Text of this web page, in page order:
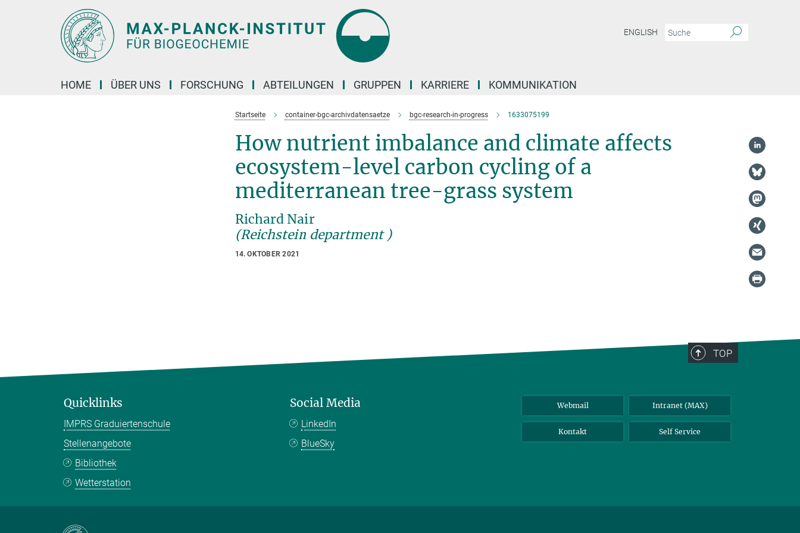
ENGLISH
HOME ÜBER UNS FORSCHUNG ABTEILUNGEN GRUPPEN KARRIERE KOMMUNIKATION
Startseite container-bgc-archivdatensaetze bgc-research-in-progress 1633075199
How nutrient imbalance and climate affects
ecosystem-level carbon cycling of a
mediterranean tree-grass system
Richard Nair
(Reichstein department )
14. OKTOBER 2021
TOP
Quicklinks
IMPRS Graduiertenschule
Stellenangebote
Bibliothek
Wetterstation
Social Media
LinkedIn
BlueSky
Webmail Intranet (MAX)
Kontakt Self Service